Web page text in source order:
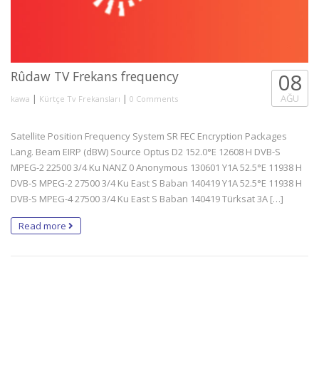
Rûdaw TV Frekans frequency
kawa | Kürtçe Tv Frekansları | 0 Comments
08
AĞU
Satellite Position Frequency System SR FEC Encryption Packages
Lang. Beam EIRP (dBW) Source Optus D2 152.0°E 12608 H DVB-S
MPEG-2 22500 3/4 Ku NANZ 0 Anonymous 130601 Y1A 52.5°E 11938 H
DVB-S MPEG-2 27500 3/4 Ku East S Baban 140419 Y1A 52.5°E 11938 H
DVB-S MPEG-4 27500 3/4 Ku East S Baban 140419 Türksat 3A […]
Read more